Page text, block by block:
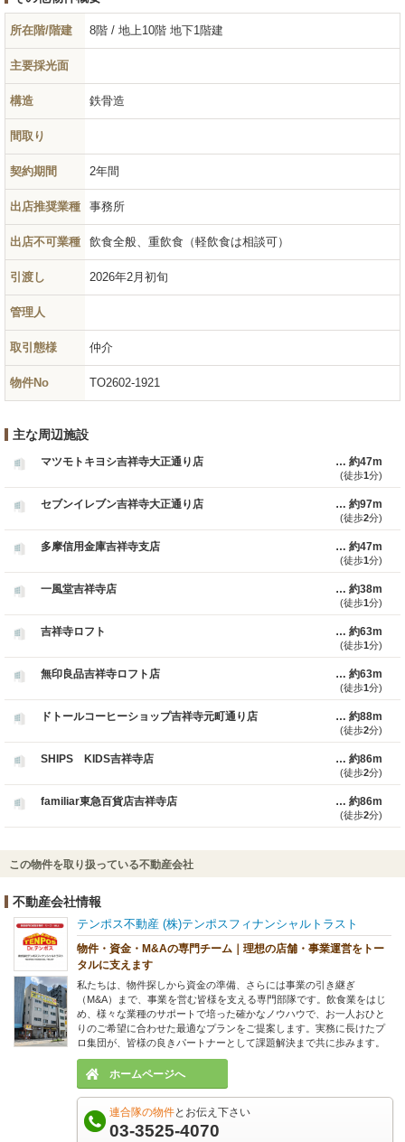
所在階/階建 8階 / 地上10階 地下1階建
主要採光面
構造 鉄骨造
間取り
契約期間 2年間
出店推奨業種 事務所
出店不可業種 飲食全般、重飲食（軽飲食は相談可）
引渡し 2026年2月初旬
管理人
取引態様 仲介
物件No TO2602-1921
主な周辺施設
マツモトキヨシ吉祥寺大正通り店 約47m
(徒歩1分)
セブンイレブン吉祥寺大正通り店 約97m
(徒歩2分)
多摩信用金庫吉祥寺支店 約47m
(徒歩1分)
一風堂吉祥寺店 約38m
(徒歩1分)
吉祥寺ロフト 約63m
(徒歩1分)
無印良品吉祥寺ロフト店 約63m
(徒歩1分)
ドトールコーヒーショップ吉祥寺元町通り店 約88m
(徒歩2分)
SHIPS KIDS吉祥寺店 約86m
(徒歩2分)
familiar東急百貨店吉祥寺店 約86m
(徒歩2分)
この物件を取り扱っている不動産会社
不動産会社情報
テンポス不動産 (株)テンポスフィナンシャルトラスト
物件・資金・M&Aの専門チーム｜理想の店舗・事業運営をトー
タルに支えます
私たちは、物件探しから資金の準備、さらには事業の引き継ぎ
（M&A）まで、事業を営む皆様を支える専門部隊です。飲食業をはじ
め、様々な業種のサポートで培った確かなノウハウで、お一人おひと
りのご希望に合わせた最適なプランをご提案します。実務に長けたプ
ロ集団が、皆様の良きパートナーとして課題解決まで共に歩みます。
ホームページへ
連合隊の物件とお伝え下さい
03-3525-4070